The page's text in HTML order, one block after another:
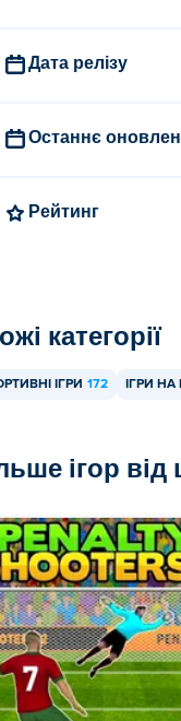
Дата релізу
Останнє
Рейтинг
категорії
ІГРИ 172 ІГРИ
ігор